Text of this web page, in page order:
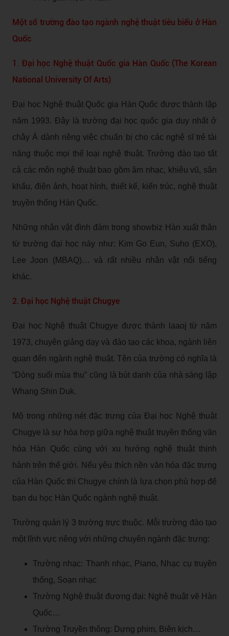
Một số trường đào tạo ngành nghệ thuật tiêu biểu ở Hàn
Quốc
1. Đại học Nghệ thuật Quốc gia Hàn Quốc (The Korean
National University Of Arts)
Đại học Nghệ thuật Quốc gia Hàn Quốc được thành lập
năm 1993. Đây là trường đại học quốc gia duy nhất ở
chây Á dành riêng việc chuẩn bị cho các nghệ sĩ trẻ tài
năng thuộc mọi thể loại nghệ thuật. Trường đào tạo tất
cả các môn nghệ thuật bao gồm âm nhạc, khiêu vũ, sân
khấu, điện ảnh, hoạt hình, thiết kế, kiến trúc, nghệ thuật
truyền thống Hàn Quốc.
Những nhân vật đình đám trong showbiz Hàn xuất thân
từ trường đại học này như: Kim Go Eun, Suho (EXO),
Lee Joon (MBAQ)… và rất nhiều nhân vật nổi tiếng
khác.
2. Đại học Nghệ thuật Chugye
Đại học Nghệ thuật Chugye được thành laaoj từ năm
1973, chuyên giảng dạy và đào tạo các khoa, ngành liên
quan đến ngành nghệ thuật. Tên của trường có nghĩa là
“Dòng suối mùa thu” cũng là bút danh của nhà sáng lập
Whang Shin Duk.
Mộ trong những nét đặc trưng của Đại học Nghệ thuật
Chugye là sự hòa hợp giữa nghệ thuật truyền thống văn
hóa Hàn Quốc cùng với xu hướng nghệ thuật thịnh
hành trên thế giới. Nếu yêu thích nền văn hóa đặc trưng
của Hàn Quốc thì Chugye chính là lựa chọn phù hợp để
bạn du học Hàn Quốc ngành nghệ thuật.
Trường quản lý 3 trường trực thuộc. Mỗi trường đào tạo
một lĩnh vực riêng với những chuyên ngành đặc trưng:
Trường nhạc: Thanh nhạc, Piano, Nhạc cụ truyền
thống, Soạn nhạc
Trường Nghệ thuật đương đại: Nghệ thuật vẽ Hàn
Quốc…
Trường Truyền thông: Dựng phim, Biên kịch…